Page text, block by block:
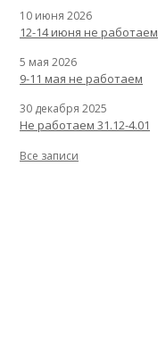
10 июня 2026
12-14 июня не работаем
5 мая 2026
9-11 мая не работаем
30 декабря 2025
Не работаем 31.12-4.01
Все записи